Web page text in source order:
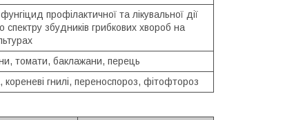
профілактичної та лікувальної дії
спектру збудників грибкових хвороб на
томати, баклажани, перець
кореневі гнилі, переноспороз, фітофтороз